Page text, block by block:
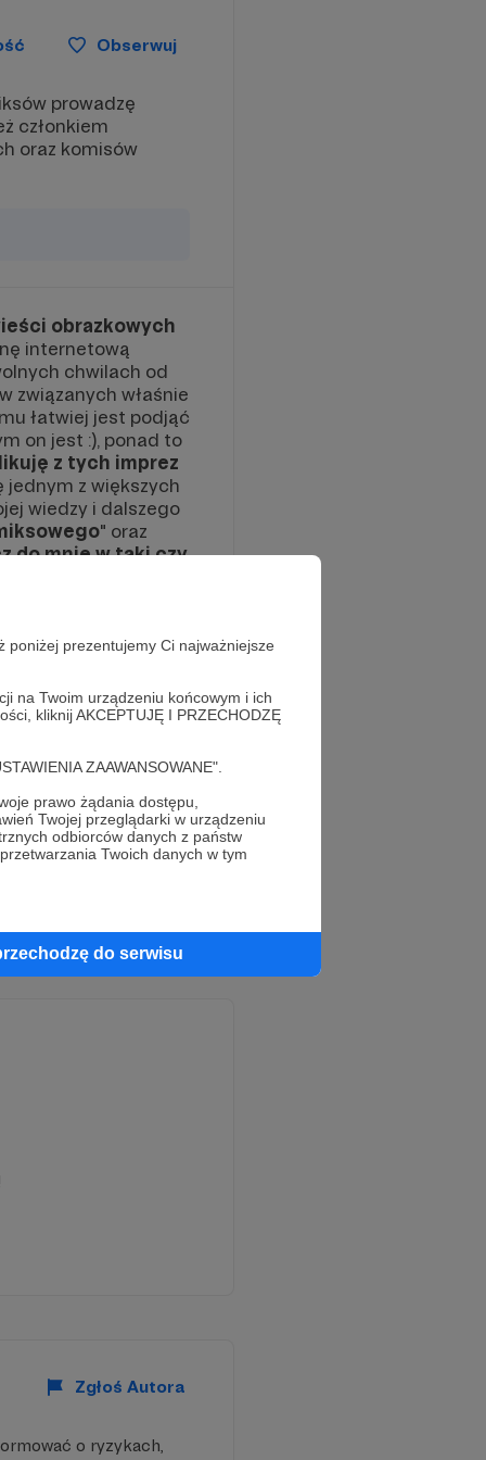
poniżej prezentujemy Ci najważniejsze
na Twoim urządzeniu końcowym i ich
kliknij AKCEPTUJĘ I PRZECHODZĘ
ZAAWANSOWANE".
prawo żądania dostępu,
Twojej przeglądarki w urządzeniu
odbiorców danych z państw
Twoich danych w tym
do serwisu
Obserwuj
prowadzę
członkiem
oraz komisów
obrazkowych
internetową
chwilach od
związanych właśnie
łatwiej jest podjąć
on jest :), ponad to
z tych imprez
jednym z większych
wiedzy i dalszego
" oraz
do mnie w taki czy
Zgłoś Autora
o ryzykach,